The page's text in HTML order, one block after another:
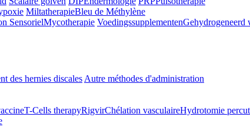
MiltatherapieBleu de Méthylène
SensorielMycotherapie VoedingssupplementenGehydrogeneerd
des hernies discales Autre méthodes d'administration
T-Cells therapyRigvirChélation vasculaireHydrotomie